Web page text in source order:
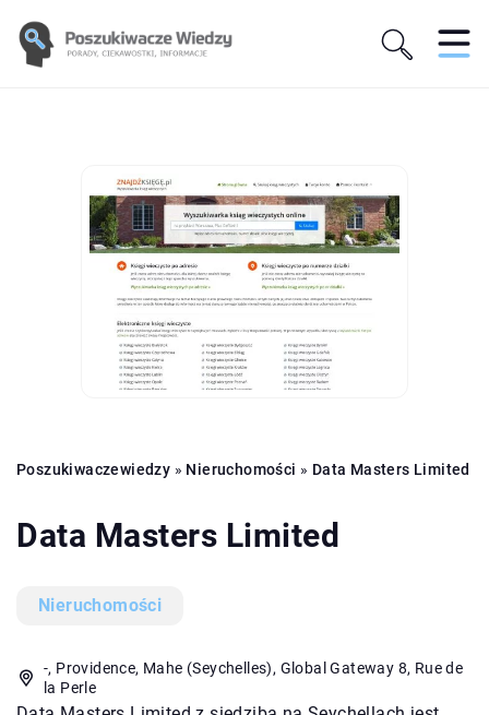
Poszukiwaczewiedzy » Nieruchomości » Data Masters Limited
Data Masters Limited
Nieruchomości
-, Providence, Mahe (Seychelles), Global Gateway 8, Rue de
la Perle